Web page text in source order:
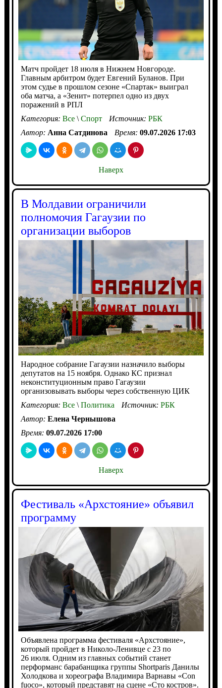
Матч пройдет 18 июля в Нижнем Новгороде.
Главным арбитром будет Евгений Буланов. При
этом судье в прошлом сезоне «Спартак» выиграл
оба матча, а «Зенит» потерпел одно из двух
поражений в РПЛ
Категория: Все\Спорт Источник: РБК
Автор: Анна Сатдинова Время: 09.07.2026 17:03
Наверх
В Молдавии ограничили
полномочия Гагаузии по
организации выборов
Народное собрание Гагаузии назначило выборы
депутатов на 15 ноября. Однако КС признал
неконституционным право Гагаузии
организовывать выборы через собственную ЦИК
Категория: Все\Политика Источник: РБК
Автор: Елена Чернышова
Время: 09.07.2026 17:00
Наверх
Фестиваль «Архстояние» объявил
программу
Объявлена программа фестиваля «Архстояние»,
который пройдет в Николо-Ленивце с 23 по
26 июля. Одним из главных событий станет
перформанс барабанщика группы Shortparis Данилы
Холодкова и хореографа Владимира Варнавы «Con
fuoco», который представят на сцене «Сто костров».